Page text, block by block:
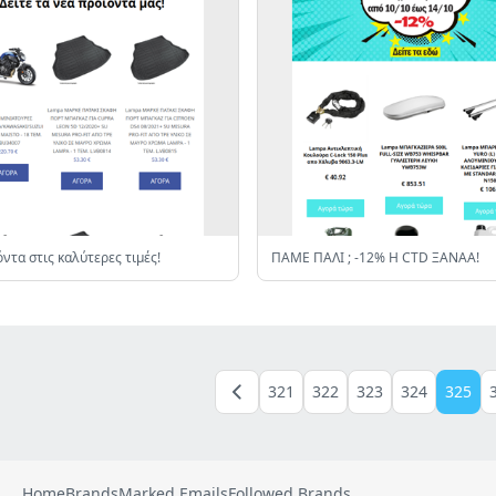
στις καλύτερες τιμές! ΠΑΜΕ ΠΑΛΙ ; -12% Η CTD ΞΑΝΑΑ!
321 322 323 324 325